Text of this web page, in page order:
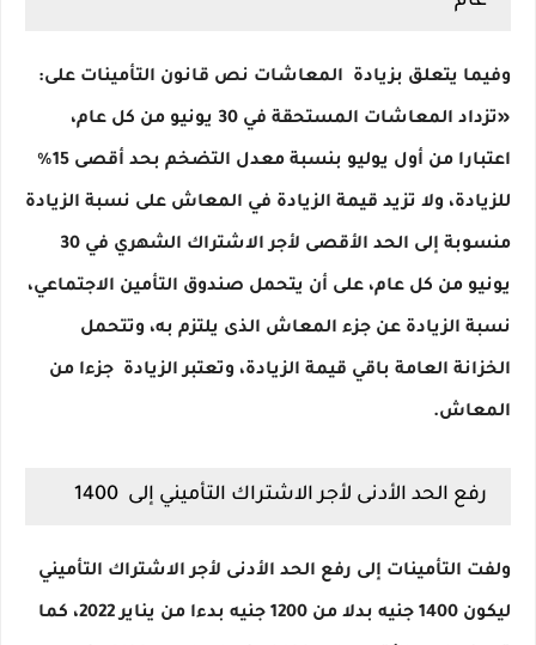
وفيما يتعلق بزيادة المعاشات نص قانون التأمينات على:
«تزداد المعاشات المستحقة في 30 يونيو من كل عام،
اعتبارا من أول يوليو بنسبة معدل التضخم بحد أقصى 15%
للزيادة، ولا تزيد قيمة الزيادة في المعاش على نسبة الزيادة
منسوبة إلى الحد الأقصى لأجر الاشتراك الشهري في 30
يونيو من كل عام، على أن يتحمل صندوق التأمين الاجتماعي،
نسبة الزيادة عن جزء المعاش الذى يلتزم به، وتتحمل
الخزانة العامة باقي قيمة الزيادة، وتعتبر الزيادة جزءا من
المعاش.
رفع الحد الأدنى لأجر الاشتراك التأميني إلى 1400
ولفت التأمينات إلى رفع الحد الأدنى لأجر الاشتراك التأميني
ليكون 1400 جنيه بدلا من 1200 جنيه بدءا من يناير 2022، كما